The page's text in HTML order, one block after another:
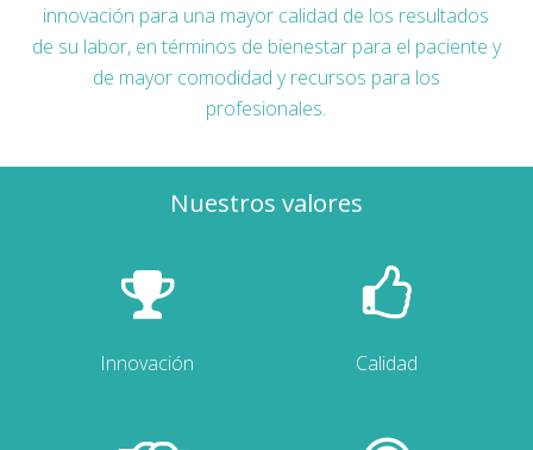
innovación para una mayor calidad de los resultados
de su labor, en términos de bienestar para el paciente y
de mayor comodidad y recursos para los
profesionales.
Nuestros valores
Innovación Calidad